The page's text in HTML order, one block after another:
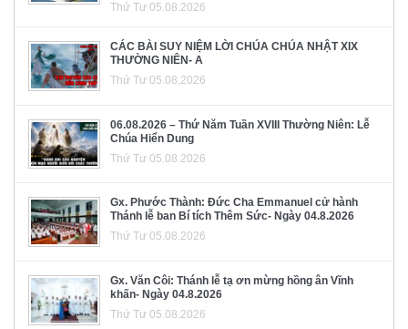
Thứ Tư 05.08.2026
CÁC BÀI SUY NIỆM LỜI CHÚA CHÚA NHẬT XIX
THƯỜNG NIÊN- A
Thứ Tư 05.08.2026
06.08.2026 – Thứ Năm Tuần XVIII Thường Niên: Lễ
Chúa Hiển Dung
Thứ Tư 05.08.2026
Gx. Phước Thành: Đức Cha Emmanuel cử hành
Thánh lễ ban Bí tích Thêm Sức- Ngày 04.8.2026
Thứ Tư 05.08.2026
Gx. Văn Côi: Thánh lễ tạ ơn mừng hồng ân Vĩnh
khấn- Ngày 04.8.2026
Thứ Tư 05.08.2026